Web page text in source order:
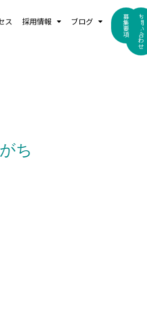
ス 採用情報 ブログ お
問
い
合
わ
せ
募
集
要
項
ち